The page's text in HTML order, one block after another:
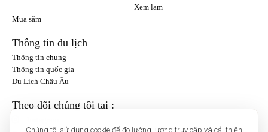
Chúng tôi sử dụng cookie để đo lường lượng truy cập và cải thiện
Xem lam
Mua sắm
Thông tin du lịch
Thông tin chung
Thông tin quốc gia
Du Lịch Châu Âu
Theo dõi chúng tôi tại :